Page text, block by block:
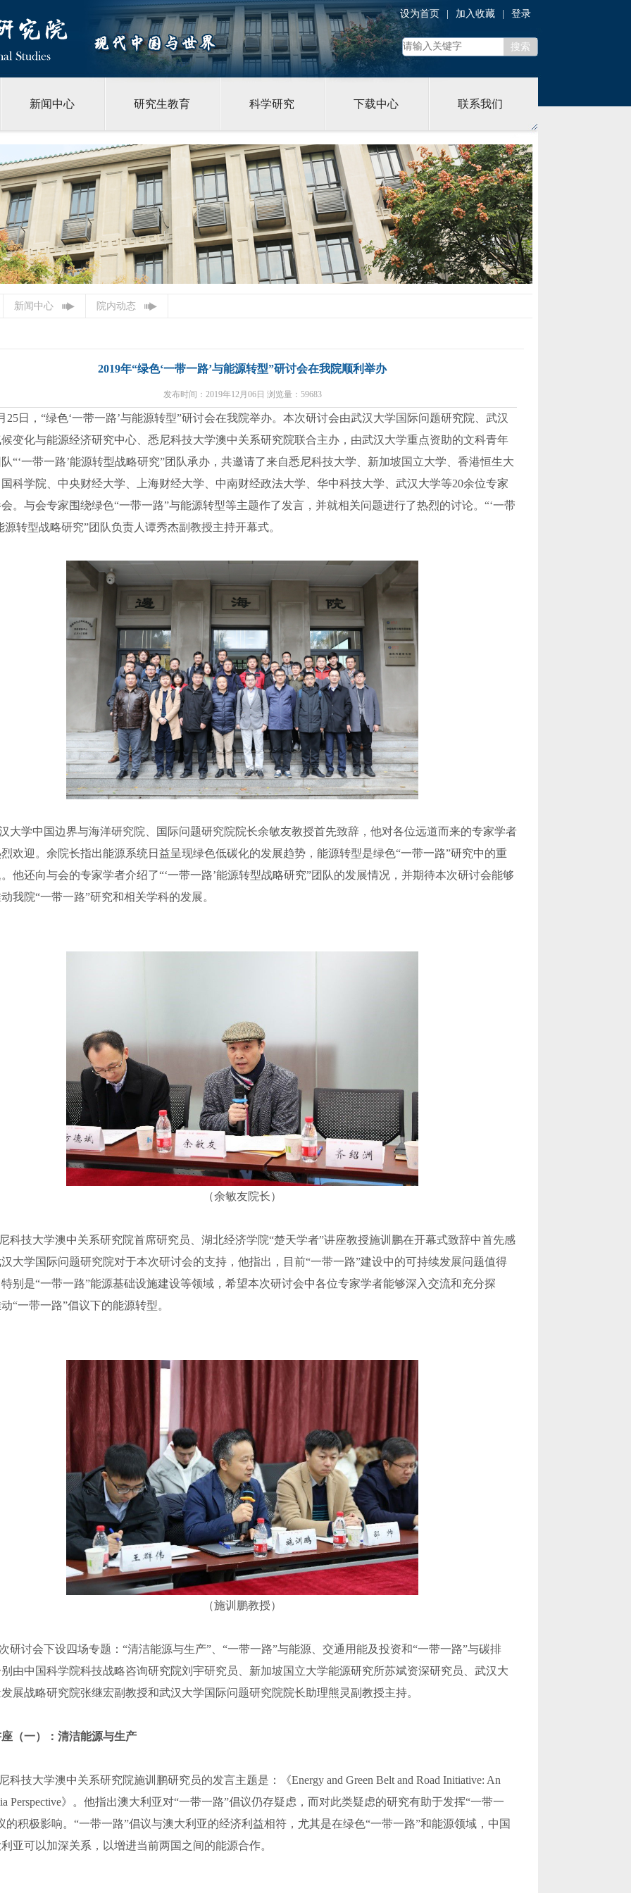
设为首页 加入收藏 登录
新闻中心 研究生教育 科学研究 下载中心 联系我们
新闻中心 院内动态
2019年“绿色‘一带一路’与能源转型”研讨会在我院顺利举办
发布时间：2019年12月06日 浏览量：59683
日，“绿色‘一带一路’与能源转型”研讨会在我院举办。本次研讨会由武汉大学国际问题研究院、武汉
变化与能源经济研究中心、悉尼科技大学澳中关系研究院联合主办，由武汉大学重点资助的文科青年
“‘一带一路’能源转型战略研究”团队承办，共邀请了来自悉尼科技大学、新加坡国立大学、香港恒生大
科学院、中央财经大学、上海财经大学、中南财经政法大学、华中科技大学、武汉大学等20余位专家
。与会专家围绕绿色“一带一路”与能源转型等主题作了发言，并就相关问题进行了热烈的讨论。“‘一带
源转型战略研究”团队负责人谭秀杰副教授主持开幕式。
学中国边界与海洋研究院、国际问题研究院院长余敏友教授首先致辞，他对各位远道而来的专家学者
欢迎。余院长指出能源系统日益呈现绿色低碳化的发展趋势，能源转型是绿色“一带一路”研究中的重
他还向与会的专家学者介绍了“‘一带一路’能源转型战略研究”团队的发展情况，并期待本次研讨会能够
我院“一带一路”研究和相关学科的发展。
（余敏友院长）
技大学澳中关系研究院首席研究员、湖北经济学院“楚天学者”讲座教授施训鹏在开幕式致辞中首先感
大学国际问题研究院对于本次研讨会的支持，他指出，目前“一带一路”建设中的可持续发展问题值得
别是“一带一路”能源基础设施建设等领域，希望本次研讨会中各位专家学者能够深入交流和充分探
“一带一路”倡议下的能源转型。
（施训鹏教授）
讨会下设四场专题：“清洁能源与生产”、“一带一路”与能源、交通用能及投资和“一带一路”与碳排
由中国科学院科技战略咨询研究院刘宇研究员、新加坡国立大学能源研究所苏斌资深研究员、武汉大
展战略研究院张继宏副教授和武汉大学国际问题研究院院长助理熊灵副教授主持。
（一）：清洁能源与生产
技大学澳中关系研究院施训鹏研究员的发言主题是：《Energy and Green Belt and Road Initiative: An
Perspective》。他指出澳大利亚对“一带一路”倡议仍存疑虑，而对此类疑虑的研究有助于发挥“一带一
的积极影响。“一带一路”倡议与澳大利亚的经济利益相符，尤其是在绿色“一带一路”和能源领域，中国
亚可以加深关系，以增进当前两国之间的能源合作。